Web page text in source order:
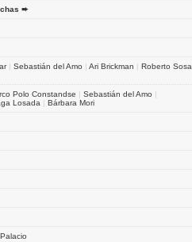
➨
| Sebastián del Amo | Ari Brickman | Roberto Sosa
Polo Constandse | Sebastián del Amo |
Losada | Bárbara Mori